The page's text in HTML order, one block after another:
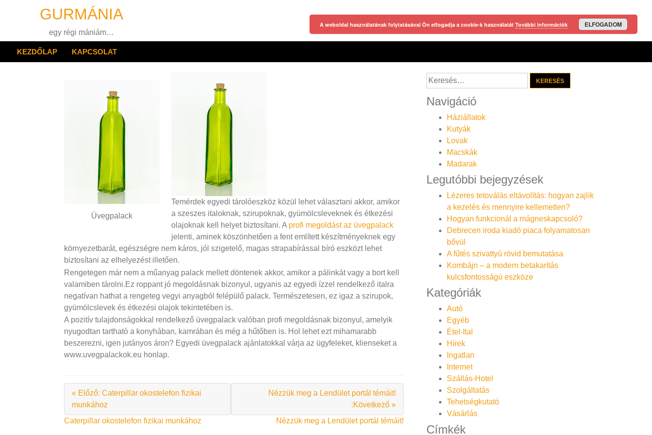
GURMÁNIA
egy régi mániám…
KEZDŐLAP KAPCSOLAT
Üvegpalack
Temérdek egyedi tárolóeszköz közül lehet választani akkor, amikor
a szeszes italoknak, szirupoknak, gyümölcsleveknek és étkezési
olajoknak kell helyet biztosítani. A profi megoldást az üvegpalack
jelenti, aminek köszönhetően a fent említett készítményeknek egy
környezetbarát, egészségre nem káros, jól szigetelő, magas strapabírással bíró eszközt lehet
biztosítani az elhelyezést illetően.
Rengetegen már nem a műanyag palack mellett döntenek akkor, amikor a pálinkát vagy a bort kell
valamiben tárolni.Ez roppant jó megoldásnak bizonyul, ugyanis az egyedi ízzel rendelkező italra
negatívan hathat a rengeteg vegyi anyagból felépülő palack. Természetesen, ez igaz a szirupok,
gyümölcslevek és étkezési olajok tekintetében is.
A pozitív tulajdonságokkal rendelkező üvegpalack valóban profi megoldásnak bizonyul, amelyik
nyugodtan tartható a konyhában, kamrában és még a hűtőben is. Hol lehet ezt mihamarabb
beszerezni, igen jutányos áron? Egyedi üvegpalack ajánlatokkal várja az ügyfeleket, klienseket a
www.uvegpalackok.eu honlap.
« Előző: Caterpillar okostelefon fizikai
munkához
Nézzük meg a Lendület portál témáit!
:Következő »
Bejegyzés
Caterpillar okostelefon fizikai munkához Nézzük meg a Lendület portál témáit!
Keresés:
Navigáció
Háziállatok
Kutyák
Lovak
Macskák
Madarak
Legutóbbi bejegyzések
Lézeres tetoválás eltávolítás: hogyan zajlik
a kezelés és mennyire kellemetlen?
Hogyan funkcionál a mágneskapcsoló?
Debrecen iroda kiadó piaca folyamatosan
bővül
A fűtés szivattyú rövid bemutatása
Kombájn – a modern betakarítás
kulcsfontosságú eszköze
Kategóriák
Autó
Egyéb
Étel-Ital
Hírek
Ingatlan
Internet
Szállás-Hotel
Szolgáltatás
Tehetségkutató
Vásárlás
Címkék
A weboldal használatának folytatásával Ön elfogadja a cookie-k használatát További információk ELFOGADOM